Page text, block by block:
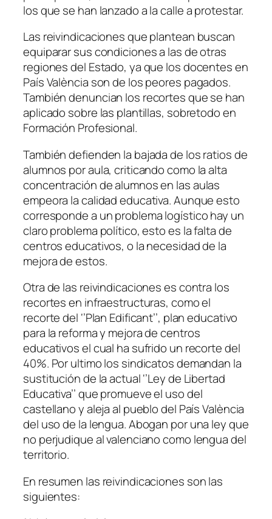
los que se han lanzado a la calle a protestar.
Las reivindicaciones que plantean buscan
equiparar sus condiciones a las de otras
regiones del Estado, ya que los docentes en
País València son de los peores pagados.
También denuncian los recortes que se han
aplicado sobre las plantillas, sobretodo en
Formación Profesional.
También defienden la bajada de los ratios de
alumnos por aula, criticando como la alta
concentración de alumnos en las aulas
empeora la calidad educativa. Aunque esto
corresponde a un problema logístico hay un
claro problema político, esto es la falta de
centros educativos, o la necesidad de la
mejora de estos.
Otra de las reivindicaciones es contra los
recortes en infraestructuras, como el
recorte del ‘’Plan Edificant’’, plan educativo
para la reforma y mejora de centros
educativos el cual ha sufrido un recorte del
40%. Por ultimo los sindicatos demandan la
sustitución de la actual ‘’Ley de Libertad
Educativa’’ que promueve el uso del
castellano y aleja al pueblo del País València
del uso de la lengua. Abogan por una ley que
no perjudique al valenciano como lengua del
territorio.
En resumen las reivindicaciones son las
siguientes: